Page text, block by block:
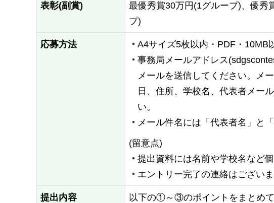
表彰(副賞)
最優秀賞30万円(1グループ)、優秀
プ)
応募方法
A4サイズ5枚以内・PDF・10MB
事務局メールアドレス
メールを送信してください。メ
日、住所、学校名、代表者メー
い。
メール件名には「代表者名」と
(留意点)
提出資料には名前や学校名など
エントリー完了の連絡はございま
提出内容
以下の①～③のポイントをまとめて